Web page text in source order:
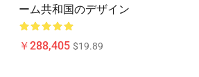
ーム共和国のデザイン
￥288,405 $19.89